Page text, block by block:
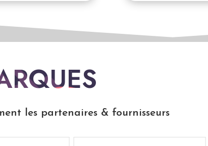
les partenaires & fournisseurs